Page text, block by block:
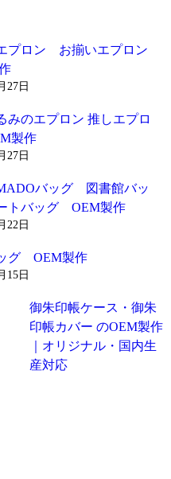
プロン お揃いエプロン
27日
みのエプロン 推しエプロ
製作
27日
バッグ 図書館バッ
トバッグ OEM製作
22日
グ OEM製作
15日
御朱印帳ケース・御朱
印帳カバー のOEM製作
｜オリジナル・国内生
産対応